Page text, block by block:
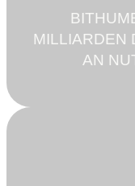
MILLIARDEN
AN